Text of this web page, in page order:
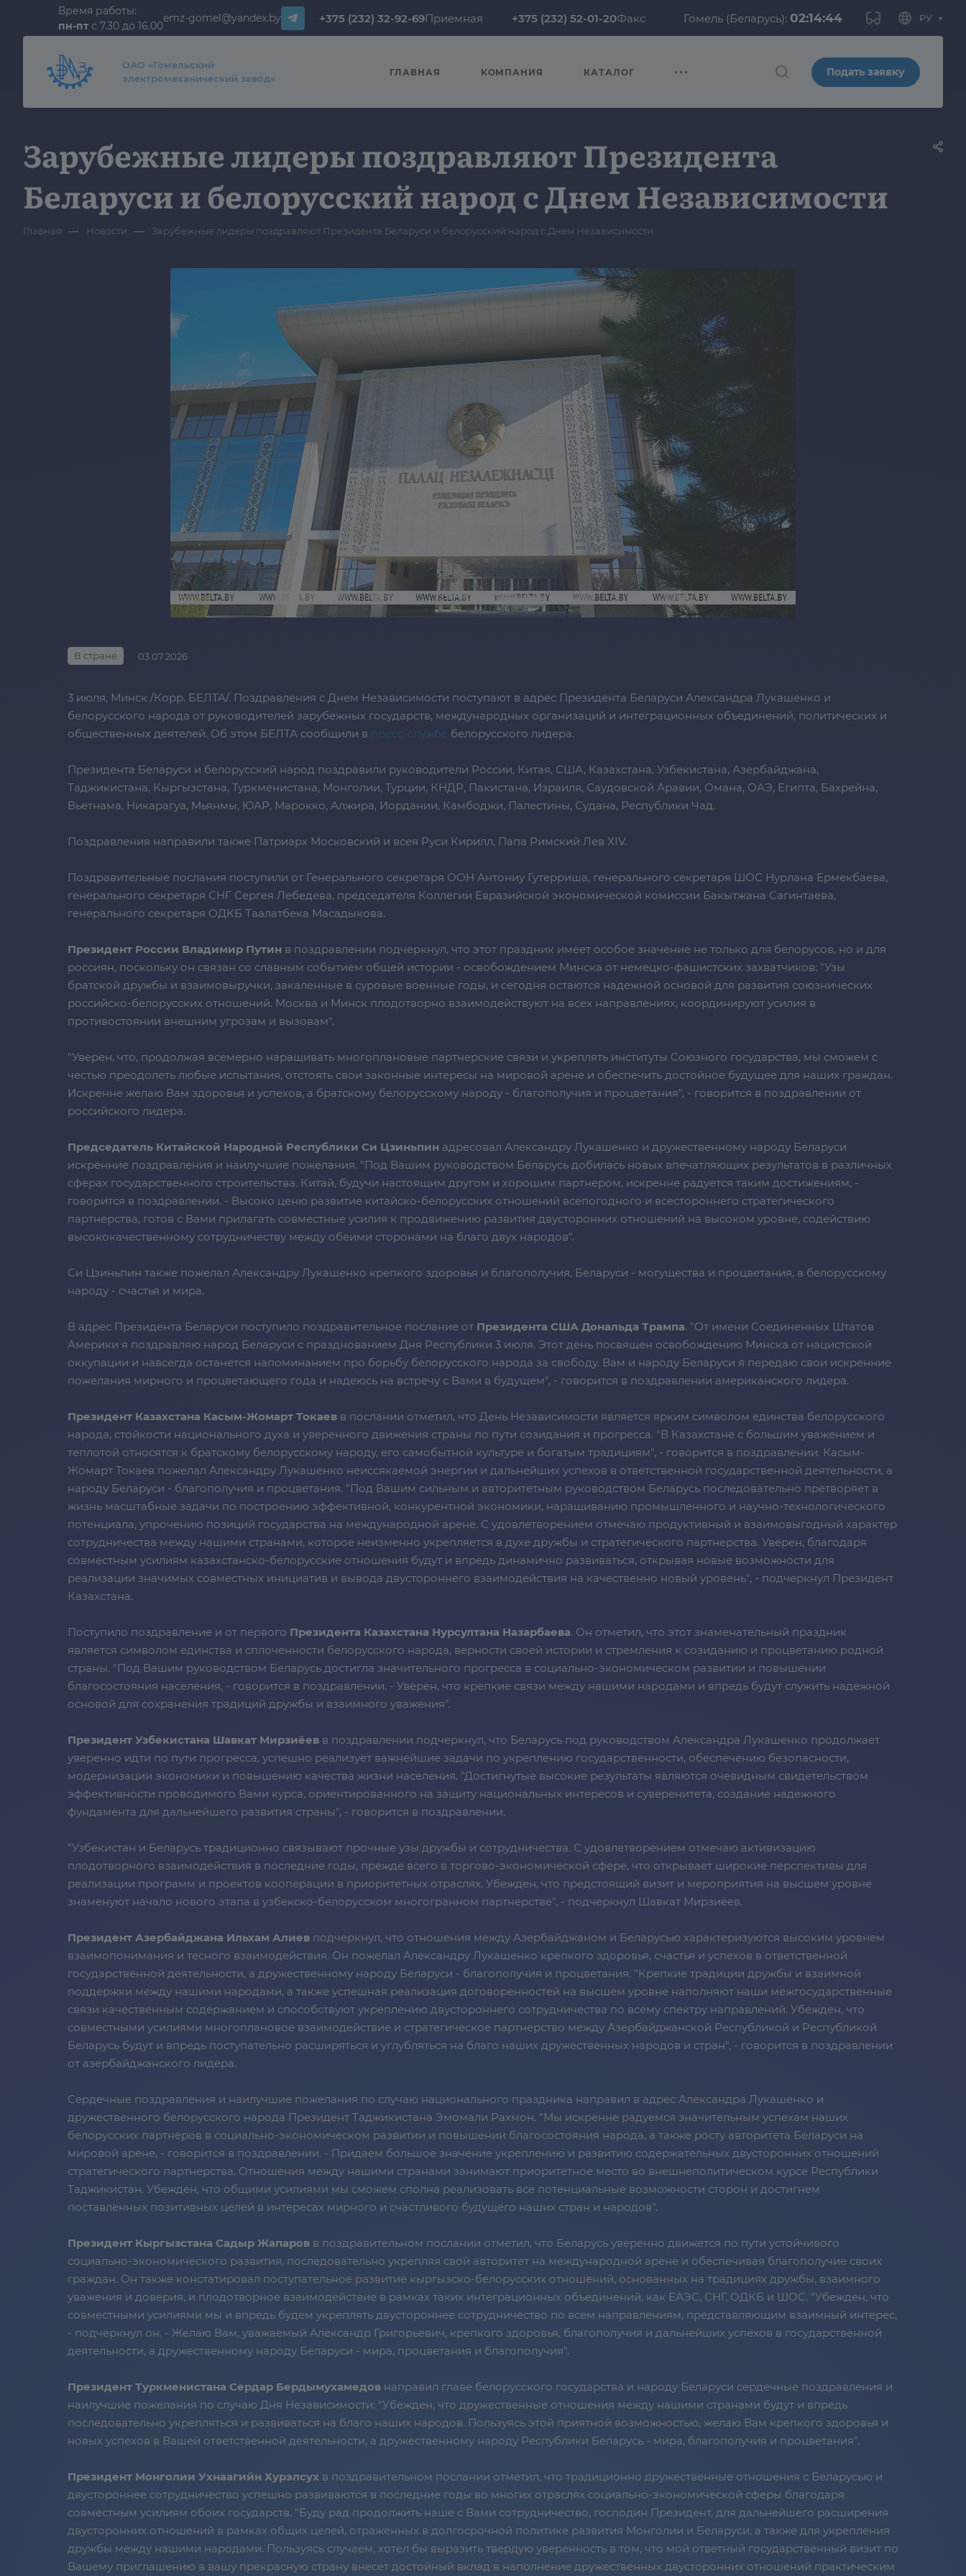
emz-gomel@yandex.by
Время работы:
пн-птс 7.30 до 16.00
+375 (232) 32-92-69Приемная +375 (232) 52-01-20Факс Гомель (Беларусь): 02:14:45 РУ
ОАО «Гомельский
электромеханический завод»
ГЛАВНАЯ КОМПАНИЯ КАТАЛОГ Подать заявку
Зарубежные лидеры поздравляют Президента
Беларуси и белорусский народ с Днем Независимости
Главная — Новости — Зарубежные лидеры поздравляют Президента Беларуси и белорусский народ с Днем Независимости
В стране 03.07.2026
3 июля, Минск /Корр. БЕЛТА/. Поздравления с Днем Независимости поступают в адрес Президента Беларуси Александра Лукашенко и
белорусского народа от руководителей зарубежных государств, международных организаций и интеграционных объединений, политических и
общественных деятелей. Об этом БЕЛТА сообщили в пресс-службе белорусского лидера.
Президента Беларуси и белорусский народ поздравили руководители России, Китая, США, Казахстана, Узбекистана, Азербайджана,
Таджикистана, Кыргызстана, Туркменистана, Монголии, Турции, КНДР, Пакистана, Израиля, Саудовской Аравии, Омана, ОАЭ, Египта, Бахрейна,
Вьетнама, Никарагуа, Мьянмы, ЮАР, Марокко, Алжира, Иордании, Камбоджи, Палестины, Судана, Республики Чад.
Поздравления направили также Патриарх Московский и всея Руси Кирилл, Папа Римский Лев XIV.
Поздравительные послания поступили от Генерального секретаря ООН Антониу Гутерриша, генерального секретаря ШОС Нурлана Ермекбаева,
генерального секретаря СНГ Сергея Лебедева, председателя Коллегии Евразийской экономической комиссии Бакытжана Сагинтаева,
генерального секретаря ОДКБ Таалатбека Масадыкова.
Президент России Владимир Путин в поздравлении подчеркнул, что этот праздник имеет особое значение не только для белорусов, но и для
россиян, поскольку он связан со славным событием общей истории - освобождением Минска от немецко-фашистских захватчиков: "Узы
братской дружбы и взаимовыручки, закаленные в суровые военные годы, и сегодня остаются надежной основой для развития союзнических
российско-белорусских отношений. Москва и Минск плодотворно взаимодействуют на всех направлениях, координируют усилия в
противостоянии внешним угрозам и вызовам".
"Уверен, что, продолжая всемерно наращивать многоплановые партнерские связи и укреплять институты Союзного государства, мы сможем с
честью преодолеть любые испытания, отстоять свои законные интересы на мировой арене и обеспечить достойное будущее для наших граждан.
Искренне желаю Вам здоровья и успехов, а братскому белорусскому народу - благополучия и процветания", - говорится в поздравлении от
российского лидера.
Председатель Китайской Народной Республики Си Цзиньпин адресовал Александру Лукашенко и дружественному народу Беларуси
искренние поздравления и наилучшие пожелания. "Под Вашим руководством Беларусь добилась новых впечатляющих результатов в различных
сферах государственного строительства. Китай, будучи настоящим другом и хорошим партнером, искренне радуется таким достижениям, -
говорится в поздравлении. - Высоко ценю развитие китайско-белорусских отношений всепогодного и всестороннего стратегического
партнерства, готов с Вами прилагать совместные усилия к продвижению развития двусторонних отношений на высоком уровне, содействию
высококачественному сотрудничеству между обеими сторонами на благо двух народов".
Си Цзиньпин также пожелал Александру Лукашенко крепкого здоровья и благополучия, Беларуси - могущества и процветания, а белорусскому
народу - счастья и мира.
В адрес Президента Беларуси поступило поздравительное послание от Президента США Дональда Трампа. "От имени Соединенных Штатов
Америки я поздравляю народ Беларуси с празднованием Дня Республики 3 июля. Этот день посвящен освобождению Минска от нацистской
оккупации и навсегда останется напоминанием про борьбу белорусского народа за свободу. Вам и народу Беларуси я передаю свои искренние
пожелания мирного и процветающего года и надеюсь на встречу с Вами в будущем", - говорится в поздравлении американского лидера.
Президент Казахстана Касым-Жомарт Токаев в послании отметил, что День Независимости является ярким символом единства белорусского
народа, стойкости национального духа и уверенного движения страны по пути созидания и прогресса. "В Казахстане с большим уважением и
теплотой относятся к братскому белорусскому народу, его самобытной культуре и богатым традициям", - говорится в поздравлении. Касым-
Жомарт Токаев пожелал Александру Лукашенко неиссякаемой энергии и дальнейших успехов в ответственной государственной деятельности, а
народу Беларуси - благополучия и процветания. "Под Вашим сильным и авторитетным руководством Беларусь последовательно претворяет в
жизнь масштабные задачи по построению эффективной, конкурентной экономики, наращиванию промышленного и научно-технологического
потенциала, упрочению позиций государства на международной арене. С удовлетворением отмечаю продуктивный и взаимовыгодный характер
сотрудничества между нашими странами, которое неизменно укрепляется в духе дружбы и стратегического партнерства. Уверен, благодаря
совместным усилиям казахстанско-белорусские отношения будут и впредь динамично развиваться, открывая новые возможности для
реализации значимых совместных инициатив и вывода двустороннего взаимодействия на качественно новый уровень", - подчеркнул Президент
Казахстана.
Поступило поздравление и от первого Президента Казахстана Нурсултана Назарбаева. Он отметил, что этот знаменательный праздник
является символом единства и сплоченности белорусского народа, верности своей истории и стремления к созиданию и процветанию родной
страны. "Под Вашим руководством Беларусь достигла значительного прогресса в социально-экономическом развитии и повышении
благосостояния населения, - говорится в поздравлении. - Уверен, что крепкие связи между нашими народами и впредь будут служить надежной
основой для сохранения традиций дружбы и взаимного уважения".
Президент Узбекистана Шавкат Мирзиёев в поздравлении подчеркнул, что Беларусь под руководством Александра Лукашенко продолжает
уверенно идти по пути прогресса, успешно реализует важнейшие задачи по укреплению государственности, обеспечению безопасности,
модернизации экономики и повышению качества жизни населения. "Достигнутые высокие результаты являются очевидным свидетельством
эффективности проводимого Вами курса, ориентированного на защиту национальных интересов и суверенитета, создание надежного
фундамента для дальнейшего развития страны", - говорится в поздравлении.
"Узбекистан и Беларусь традиционно связывают прочные узы дружбы и сотрудничества. С удовлетворением отмечаю активизацию
плодотворного взаимодействия в последние годы, прежде всего в торгово-экономической сфере, что открывает широкие перспективы для
реализации программ и проектов кооперации в приоритетных отраслях. Убежден, что предстоящий визит и мероприятия на высшем уровне
знаменуют начало нового этапа в узбекско-белорусском многогранном партнерстве", - подчеркнул Шавкат Мирзиёев.
Президент Азербайджана Ильхам Алиев подчеркнул, что отношения между Азербайджаном и Беларусью характеризуются высоким уровнем
взаимопонимания и тесного взаимодействия. Он пожелал Александру Лукашенко крепкого здоровья, счастья и успехов в ответственной
государственной деятельности, а дружественному народу Беларуси - благополучия и процветания. "Крепкие традиции дружбы и взаимной
поддержки между нашими народами, а также успешная реализация договоренностей на высшем уровне наполняют наши межгосударственные
связи качественным содержанием и способствуют укреплению двустороннего сотрудничества по всему спектру направлений. Убежден, что
совместными усилиями многоплановое взаимодействие и стратегическое партнерство между Азербайджанской Республикой и Республикой
Беларусь будут и впредь поступательно расширяться и углубляться на благо наших дружественных народов и стран", - говорится в поздравлении
от азербайджанского лидера.
Сердечные поздравления и наилучшие пожелания по случаю национального праздника направил в адрес Александра Лукашенко и
дружественного белорусского народа Президент Таджикистана Эмомали Рахмон. "Мы искренне радуемся значительным успехам наших
белорусских партнеров в социально-экономическом развитии и повышении благосостояния народа, а также росту авторитета Беларуси на
мировой арене, - говорится в поздравлении. - Придаем большое значение укреплению и развитию содержательных двусторонних отношений
стратегического партнерства. Отношения между нашими странами занимают приоритетное место во внешнеполитическом курсе Республики
Таджикистан. Убежден, что общими усилиями мы сможем сполна реализовать все потенциальные возможности сторон и достигнем
поставленных позитивных целей в интересах мирного и счастливого будущего наших стран и народов".
Президент Кыргызстана Садыр Жапаров в поздравительном послании отметил, что Беларусь уверенно движется по пути устойчивого
социально-экономического развития, последовательно укрепляя свой авторитет на международной арене и обеспечивая благополучие своих
граждан. Он также констатировал поступательное развитие кыргызско-белорусских отношений, основанных на традициях дружбы, взаимного
уважения и доверия, и плодотворное взаимодействие в рамках таких интеграционных объединений, как ЕАЭС, СНГ, ОДКБ и ШОС. "Убежден, что
совместными усилиями мы и впредь будем укреплять двустороннее сотрудничество по всем направлениям, представляющим взаимный интерес,
- подчеркнул он. - Желаю Вам, уважаемый Александр Григорьевич, крепкого здоровья, благополучия и дальнейших успехов в государственной
деятельности, а дружественному народу Беларуси - мира, процветания и благополучия".
Президент Туркменистана Сердар Бердымухамедов направил главе белорусского государства и народу Беларуси сердечные поздравления и
наилучшие пожелания по случаю Дня Независимости: "Убежден, что дружественные отношения между нашими странами будут и впредь
последовательно укрепляться и развиваться на благо наших народов. Пользуясь этой приятной возможностью, желаю Вам крепкого здоровья и
новых успехов в Вашей ответственной деятельности, а дружественному народу Республики Беларусь - мира, благополучия и процветания".
Президент Монголии Ухнаагийн Хурэлсух в поздравительном послании отметил, что традиционно дружественные отношения с Беларусью и
двустороннее сотрудничество успешно развиваются в последние годы во многих отраслях социально-экономической сферы благодаря
совместным усилиям обоих государств. "Буду рад продолжить наше с Вами сотрудничество, господин Президент, для дальнейшего расширения
двусторонних отношений в рамках общих целей, отраженных в долгосрочной политике развития Монголии и Беларуси, а также для укрепления
дружбы между нашими народами. Пользуясь случаем, хотел бы выразить твердую уверенность в том, что мой ответный государственный визит по
Вашему приглашению в вашу прекрасную страну внесет достойный вклад в наполнение дружественных двусторонних отношений практическим